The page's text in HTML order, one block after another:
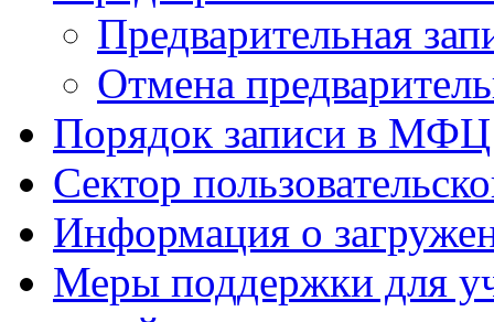
Предварительная
Отмена
Порядок записи в МФЦ
Сектор
Информация о
Меры поддержки для